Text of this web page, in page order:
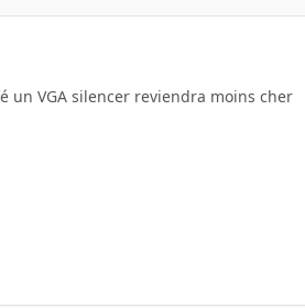
un VGA silencer reviendra moins cher